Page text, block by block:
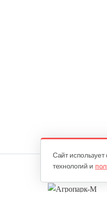
Cайт
технологий и